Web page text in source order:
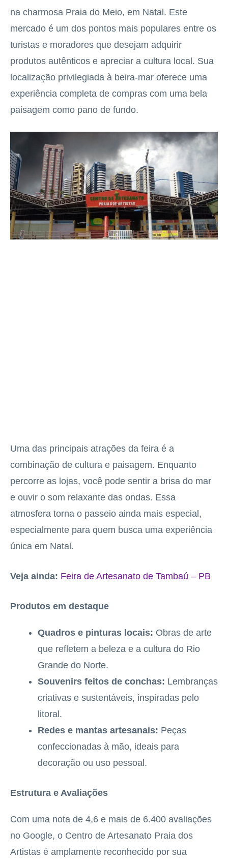
na charmosa Praia do Meio, em Natal. Este
mercado é um dos pontos mais populares entre os
turistas e moradores que desejam adquirir
produtos autênticos e apreciar a cultura local. Sua
localização privilegiada à beira-mar oferece uma
experiência completa de compras com uma bela
paisagem como pano de fundo.
Uma das principais atrações da feira é a
combinação de cultura e paisagem. Enquanto
percorre as lojas, você pode sentir a brisa do mar
e ouvir o som relaxante das ondas. Essa
atmosfera torna o passeio ainda mais especial,
especialmente para quem busca uma experiência
única em Natal.
Veja ainda: Feira de Artesanato de Tambaú – PB
Produtos em destaque
Quadros e pinturas locais: Obras de arte
que refletem a beleza e a cultura do Rio
Grande do Norte.
Souvenirs feitos de conchas: Lembranças
criativas e sustentáveis, inspiradas pelo
litoral.
Redes e mantas artesanais: Peças
confeccionadas à mão, ideais para
decoração ou uso pessoal.
Estrutura e Avaliações
Com uma nota de 4,6 e mais de 6.400 avaliações
no Google, o Centro de Artesanato Praia dos
Artistas é amplamente reconhecido por sua